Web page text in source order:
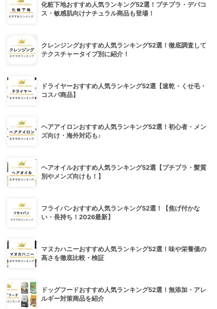
化粧下地おすすめ人気ランキング52選！プチプラ・デパコ
ス・敏感肌向けナチュラル商品も登場！
クレンジングおすすめ人気ランキング52選！徹底調査して
テクスチャータイプ別に紹介！
ドライヤーおすすめ人気ランキング52選【速乾・くせ毛・
コスパ商品】
ヘアアイロンおすすめ人気ランキング52選！初心者・メン
ズ向け・海外対応も♪
ヘアオイルおすすめ人気ランキング52選【プチプラ・髪質
別やメンズ向けも！】
フライパンおすすめ人気ランキング52選！【焦げ付かな
い・長持ち！2026最新】
マヌカハニーおすすめ人気ランキング52選！味や栄養価の
高さを徹底比較・検証
ドッグフードおすすめ人気ランキング52選！無添加・アレ
ルギー対策商品を紹介